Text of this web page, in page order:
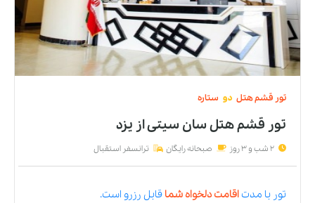
تور قشمهتل دو ستاره
تور قشم هتل سان سیتیاز یزد
2 شب و 3 روز صبحانه رایگان ترانسفر استقبال
تور با مدتاقامت دلخواه شما قابل رزرو است.